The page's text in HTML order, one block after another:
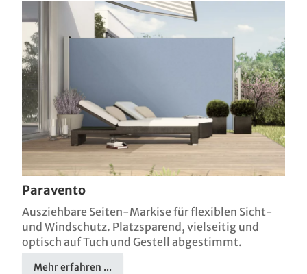
Paravento
Ausziehbare Seiten-Markise für flexiblen Sicht-
und Windschutz. Platzsparend, vielseitig und
optisch auf Tuch und Gestell abgestimmt.
Mehr erfahren ...